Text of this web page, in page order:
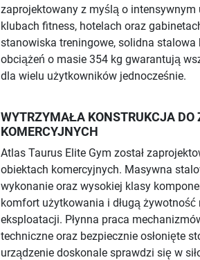
zaprojektowany z myślą o intensywnym
klubach fitness, hotelach oraz
stanowiska treningowe, solidna stalowa
obciążeń o masie 354 kg gwarantują
dla wielu użytkowników jednocześnie.
WYTRZYMAŁA KONSTRUKCJA DO
KOMERCYJNYCH
Atlas Taurus Elite Gym został
obiektach komercyjnych. Masywna
wykonanie oraz wysokiej klasy
komfort użytkowania i długą
eksploatacji. Płynna praca
techniczne oraz bezpiecznie osłonięte
urządzenie doskonale sprawdzi się w